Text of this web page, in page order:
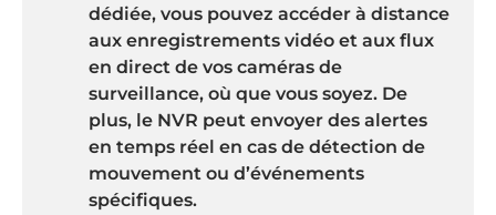
dédiée, vous pouvez accéder à distance
aux enregistrements vidéo et aux flux
en direct de vos caméras de
surveillance, où que vous soyez. De
plus, le NVR peut envoyer des alertes
en temps réel en cas de détection de
mouvement ou d’événements
spécifiques.